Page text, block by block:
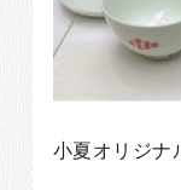
小夏オリジ